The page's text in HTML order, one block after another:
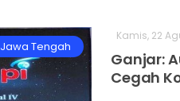
Jawa Tengah
Kamis, 22
Ganjar:
Cegah